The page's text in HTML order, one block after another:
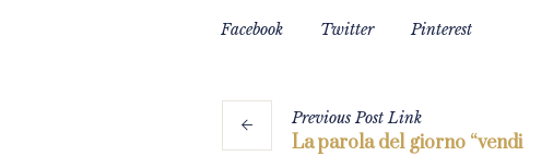
Facebook Twitter Pinterest
PreviousPostLink
La parola del giorno “vendi